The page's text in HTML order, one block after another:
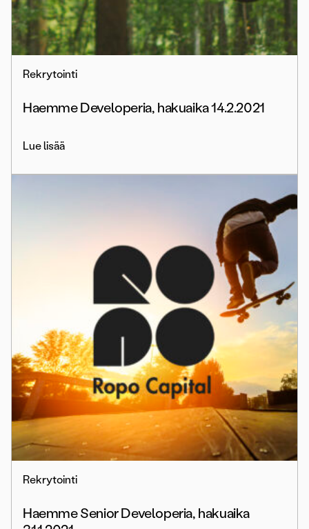
Rekrytointi
Haemme Developeria, hakuaika 14.2.2021
Lue lisää
Rekrytointi
Haemme Senior Developeria, hakuaika